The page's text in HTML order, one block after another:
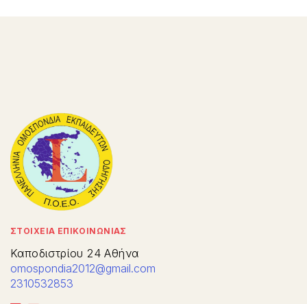
ΣΤΟΙΧΕΙΑ ΕΠΙΚΟΙΝΩΝΙΑΣ
Καποδιστρίου 24 Αθήνα
omospondia2012@gmail.com
2310532853